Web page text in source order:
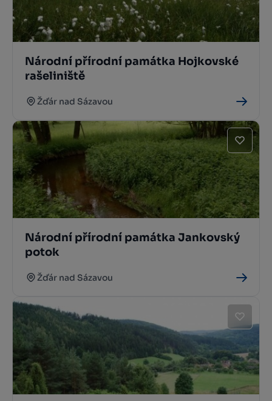
Národní přírodní památka Hojkovské
rašeliniště
Žďár nad Sázavou
Národní přírodní památka Jankovský
potok
Žďár nad Sázavou